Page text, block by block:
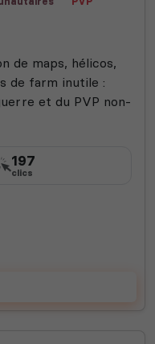
de maps, hélicos,
de farm inutile :
et du PVP non-
197
clics